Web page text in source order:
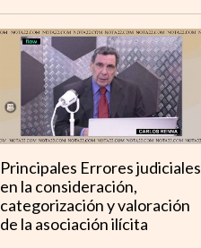
Principales Errores judiciales
en la consideración,
categorización y valoración
de la asociación ilícita